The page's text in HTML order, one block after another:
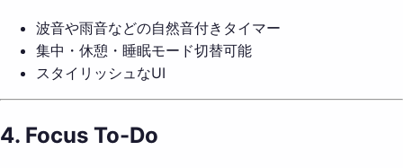
波音や雨音などの自然音付きタイマー
集中・休憩・睡眠モード切替可能
スタイリッシュなUI
4. Focus To-Do